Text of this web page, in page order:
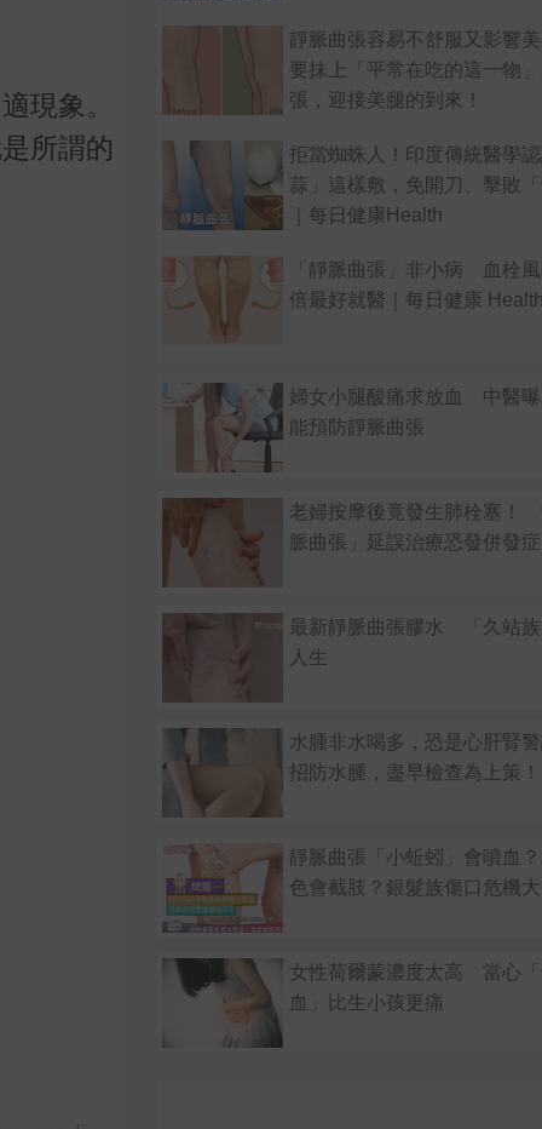
現象。
所謂的
靜脈曲張容易不舒服又影響
要抹上「平常在吃的這一物
張，迎接美腿的到來！
拒當蜘蛛人！印度傳統醫學
蒜」這樣敷，免開刀、擊敗
｜每日健康Health
「靜脈曲張」非小病 血栓
倍最好就醫｜每日健康
婦女小腿酸痛求放血 中醫
能預防靜脈曲張
老婦按摩後竟發生肺栓塞！
脈曲張」延誤治療恐發併發症
最新靜脈曲張膠水 「久站
人生
水腫非水喝多，恐是心肝腎
招防水腫，盡早檢查為上策！
靜脈曲張「小蚯蚓」會噴血
色會截肢？銀髮族傷口危機
女性荷爾蒙濃度太高 當心
血」比生小孩更痛